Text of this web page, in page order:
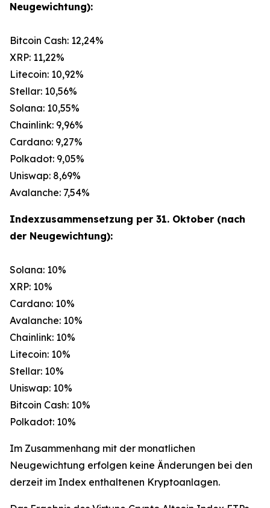
Neugewichtung):
Bitcoin Cash: 12,24%
XRP: 11,22%
Litecoin: 10,92%
Stellar: 10,56%
Solana: 10,55%
Chainlink: 9,96%
Cardano: 9,27%
Polkadot: 9,05%
Uniswap: 8,69%
Avalanche: 7,54%
Indexzusammensetzung per 31. Oktober (nach
der Neugewichtung):
Solana: 10%
XRP: 10%
Cardano: 10%
Avalanche: 10%
Chainlink: 10%
Litecoin: 10%
Stellar: 10%
Uniswap: 10%
Bitcoin Cash: 10%
Polkadot: 10%
Im Zusammenhang mit der monatlichen
Neugewichtung erfolgen keine Änderungen bei den
derzeit im Index enthaltenen Kryptoanlagen.